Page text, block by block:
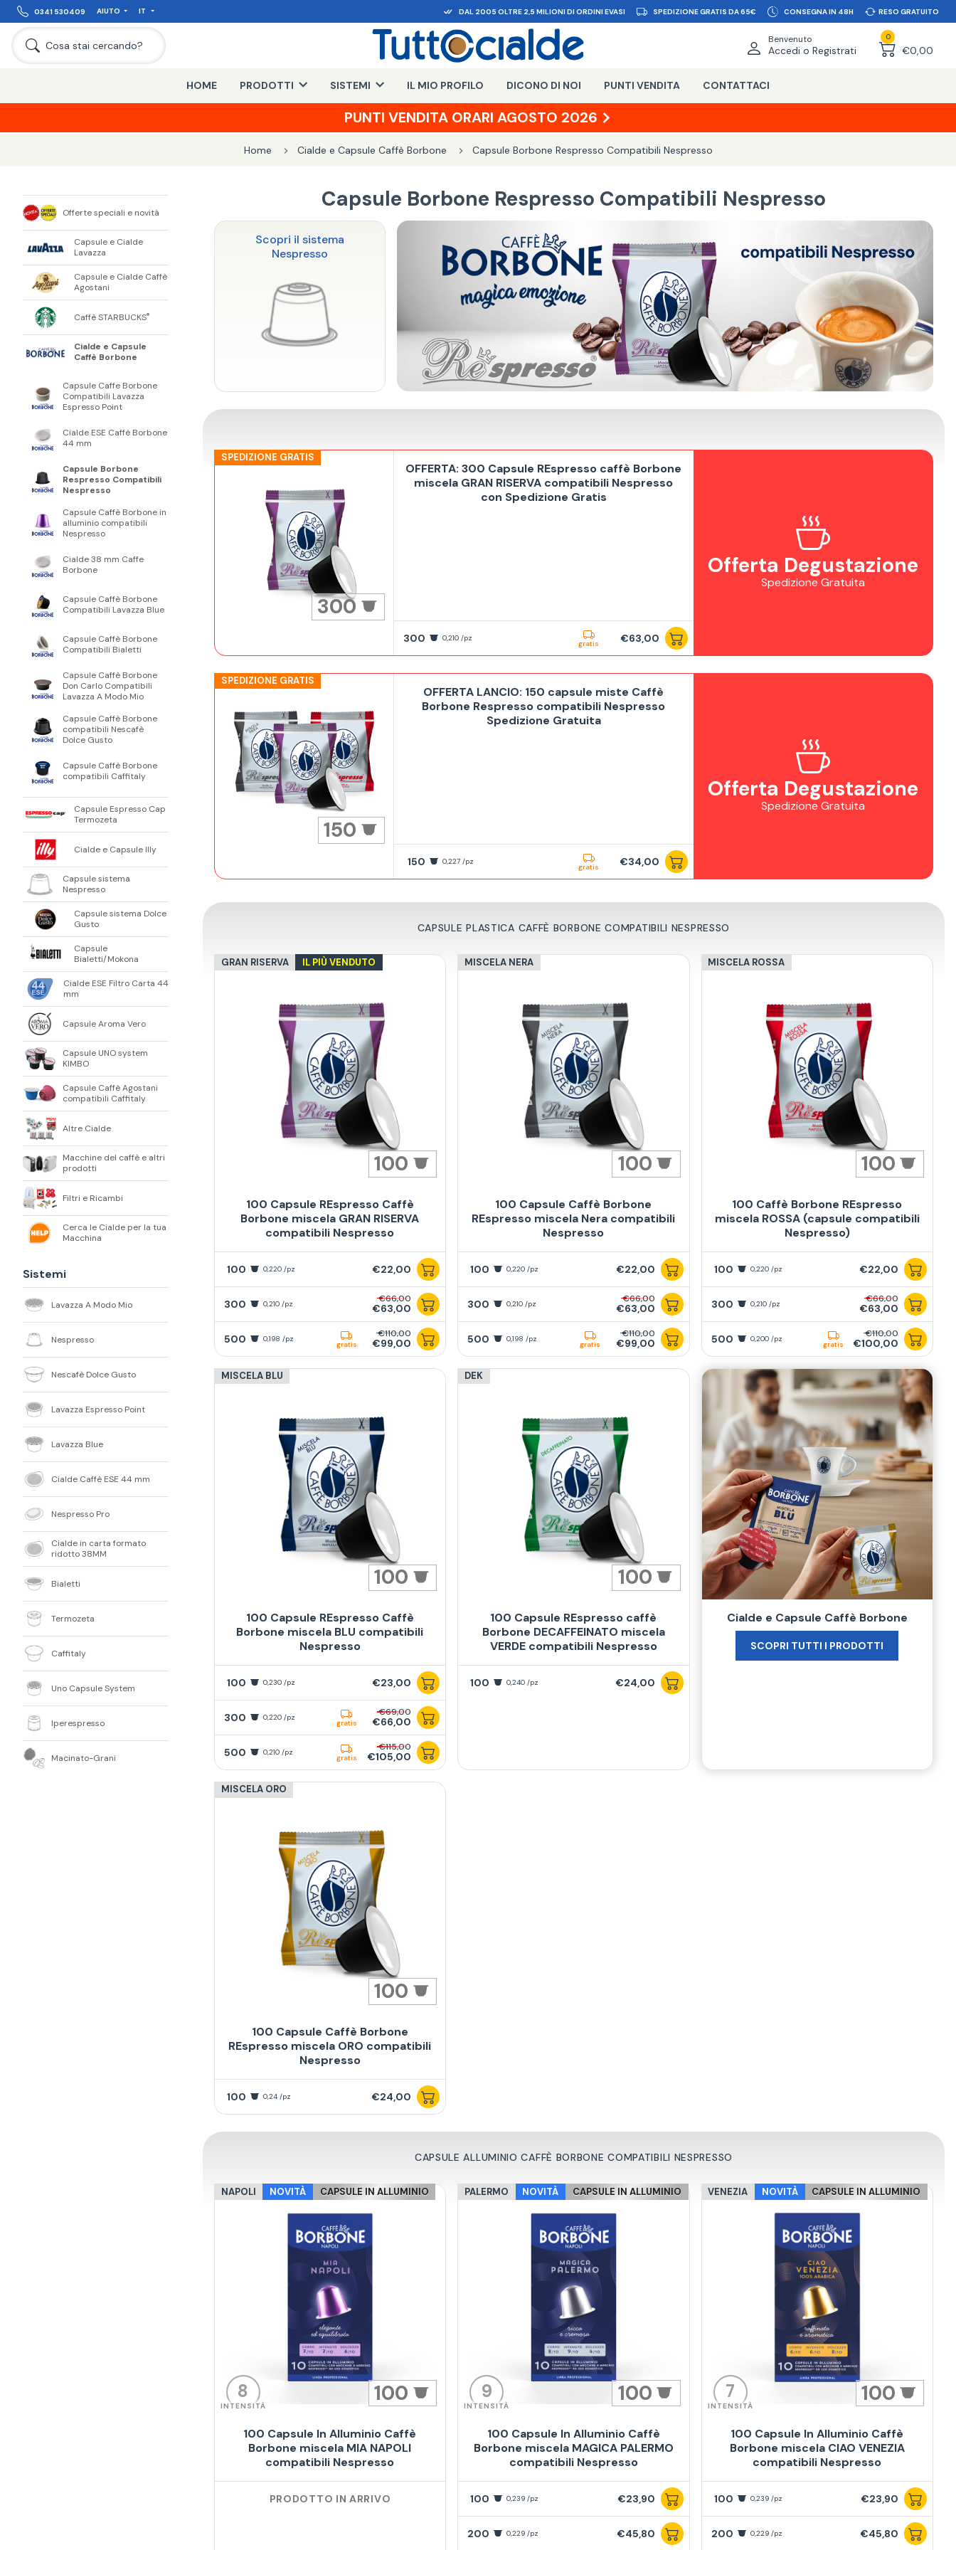
0341 530409 AIUTO IT DAL 2005 OLTRE 2,5 MILIONI DI ORDINI EVASI SPEDIZIONE GRATIS DA 65€ CONSEGNA IN 48H RESO GRATUITO
Benvenuto
Accedi o Registrati
0
€0,00
Cosa stai cercando?
HOME PRODOTTI SISTEMI IL MIO PROFILO DICONO DI NOI PUNTI VENDITA CONTATTACI
PUNTI VENDITA ORARI AGOSTO 2026
Home Cialde e Capsule Caffè Borbone Capsule Borbone Respresso Compatibili Nespresso
Offerte speciali e novità
Capsule e Cialde
Lavazza
Capsule e Cialde Caffè
Agostani
Caffè STARBUCKS®
Cialde e Capsule
Caffè Borbone
Capsule Caffe Borbone
Compatibili Lavazza
Espresso Point
Cialde ESE Caffè Borbone
44 mm
Capsule Borbone
Respresso Compatibili
Nespresso
Capsule Caffè Borbone in
alluminio compatibili
Nespresso
Cialde 38 mm Caffe
Borbone
Capsule Caffè Borbone
Compatibili Lavazza Blue
Capsule Caffè Borbone
Compatibili Bialetti
Capsule Caffè Borbone
Don Carlo Compatibili
Lavazza A Modo Mio
Capsule Caffè Borbone
compatibili Nescafè
Dolce Gusto
Capsule Caffè Borbone
compatibili Caffitaly
Capsule Espresso Cap
Termozeta
Cialde e Capsule Illy
Capsule sistema
Nespresso
Capsule sistema Dolce
Gusto
Capsule
Bialetti/Mokona
Cialde ESE Filtro Carta 44
mm
Capsule Aroma Vero
Capsule UNO system
KIMBO
Capsule Caffè Agostani
compatibili Caffitaly
Altre Cialde
Macchine del caffè e altri
prodotti
Filtri e Ricambi
Cerca le Cialde per la tua
Macchina
Sistemi
Lavazza A Modo Mio
Nespresso
Nescafè Dolce Gusto
Lavazza Espresso Point
Lavazza Blue
Cialde Caffè ESE 44 mm
Nespresso Pro
Cialde in carta formato
ridotto 38MM
Bialetti
Termozeta
Caffitaly
Uno Capsule System
Iperespresso
Macinato-Grani
Capsule Borbone Respresso Compatibili Nespresso
Scopri il sistema
Nespresso
SPEDIZIONE GRATIS
300
OFFERTA: 300 Capsule REspresso caffè Borbone
miscela GRAN RISERVA compatibili Nespresso
con Spedizione Gratis
300 0,210 /pz
gratis €63,00
Offerta Degustazione
Spedizione Gratuita
SPEDIZIONE GRATIS
150
OFFERTA LANCIO: 150 capsule miste Caffè
Borbone Respresso compatibili Nespresso
Spedizione Gratuita
150 0,227 /pz
gratis €34,00
Offerta Degustazione
Spedizione Gratuita
CAPSULE PLASTICA CAFFÈ BORBONE COMPATIBILI NESPRESSO
GRAN RISERVA IL PIÙ VENDUTO
100
100 Capsule REspresso Caffè
Borbone miscela GRAN RISERVA
compatibili Nespresso
100 0,220 /pz €22,00
300 0,210 /pz €66,00
€63,00
500 0,198 /pz
gratis
€110,00
€99,00
MISCELA NERA
100
100 Capsule Caffè Borbone
REspresso miscela Nera compatibili
Nespresso
100 0,220 /pz €22,00
300 0,210 /pz €66,00
€63,00
500 0,198 /pz
gratis
€110,00
€99,00
MISCELA ROSSA
100
100 Caffè Borbone REspresso
miscela ROSSA (capsule compatibili
Nespresso)
100 0,220 /pz €22,00
300 0,210 /pz €66,00
€63,00
500 0,200 /pz
gratis
€110,00
€100,00
MISCELA BLU
100
100 Capsule REspresso Caffè
Borbone miscela BLU compatibili
Nespresso
100 0,230 /pz €23,00
300 0,220 /pz
gratis
€69,00
€66,00
500 0,210 /pz
gratis
€115,00
€105,00
DEK
100
100 Capsule REspresso caffè
Borbone DECAFFEINATO miscela
VERDE compatibili Nespresso
100 0,240 /pz €24,00
Cialde e Capsule Caffè Borbone
SCOPRI TUTTI I PRODOTTI
MISCELA ORO
100
100 Capsule Caffè Borbone
REspresso miscela ORO compatibili
Nespresso
100 0,24 /pz €24,00
CAPSULE ALLUMINIO CAFFÈ BORBONE COMPATIBILI NESPRESSO
NAPOLI NOVITÀ CAPSULE IN ALLUMINIO
8
INTENSITÀ 100
100 Capsule In Alluminio Caffè
Borbone miscela MIA NAPOLI
compatibili Nespresso
PRODOTTO IN ARRIVO
PALERMO NOVITÀ CAPSULE IN ALLUMINIO
9
INTENSITÀ 100
100 Capsule In Alluminio Caffè
Borbone miscela MAGICA PALERMO
compatibili Nespresso
100 0,239 /pz €23,90
200 0,229 /pz €45,80
VENEZIA NOVITÀ CAPSULE IN ALLUMINIO
7
INTENSITÀ 100
100 Capsule In Alluminio Caffè
Borbone miscela CIAO VENEZIA
compatibili Nespresso
100 0,239 /pz €23,90
200 0,229 /pz €45,80